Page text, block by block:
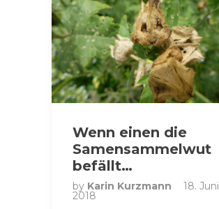
Wenn einen die
Samensammelwut
befällt…
by Karin Kurzmann 18. Juni
2018